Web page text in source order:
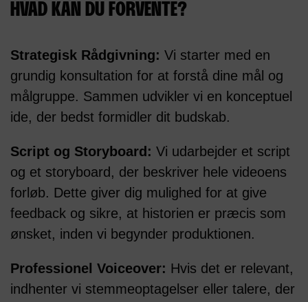
HVAD KAN DU FORVENTE?
Strategisk Rådgivning: Vi starter med en
grundig konsultation for at forstå dine mål og
målgruppe. Sammen udvikler vi en konceptuel
ide, der bedst formidler dit budskab.
Script og Storyboard: Vi udarbejder et script
og et storyboard, der beskriver hele videoens
forløb. Dette giver dig mulighed for at give
feedback og sikre, at historien er præcis som
ønsket, inden vi begynder produktionen.
Professionel Voiceover: Hvis det er relevant,
indhenter vi stemmeoptagelser eller talere, der